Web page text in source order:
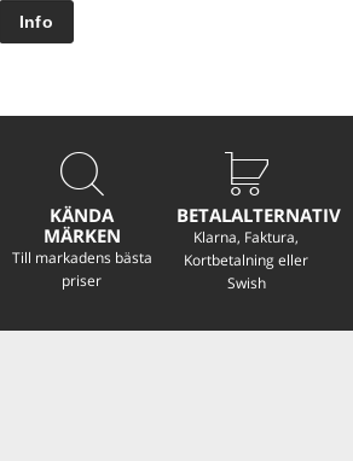
KÄNDA
MÄRKEN
Till markadens bästa
priser
BETALALTERNATIV
Klarna, Faktura,
Kortbetalning eller
Swish